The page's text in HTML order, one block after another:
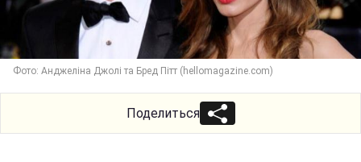
Фото: Анджеліна Джолі та Бред Пітт (hellomagazine.com)
Поделиться